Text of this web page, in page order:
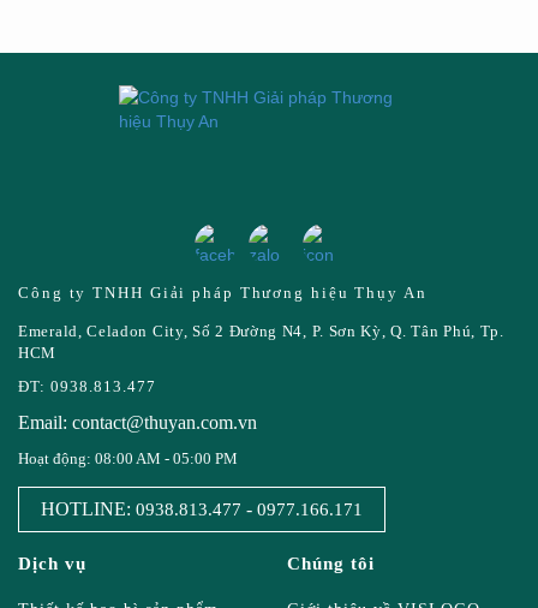
Công ty TNHH Giải pháp Thương hiệu Thụy An
Emerald, Celadon City, Số 2 Đường N4, P. Sơn Kỳ, Q. Tân Phú, Tp.
HCM
ĐT: 0938.813.477
Email: contact@thuyan.com.vn
Hoạt động: 08:00 AM - 05:00 PM
HOTLINE: 0938.813.477 - 0977.166.171
Dịch vụ Chúng tôi